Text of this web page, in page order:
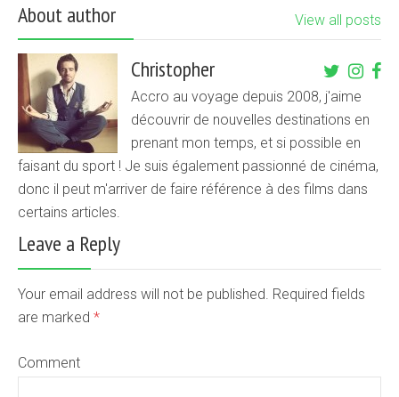
About author View all posts
Christopher
Accro au voyage depuis 2008, j'aime
découvrir de nouvelles destinations en
prenant mon temps, et si possible en
faisant du sport ! Je suis également passionné de cinéma,
donc il peut m'arriver de faire référence à des films dans
certains articles.
Leave a Reply
Your email address will not be published. Required fields
are marked *
Comment